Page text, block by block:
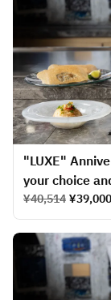
​​"LUXE"
your choice
¥40,514 ¥39,000